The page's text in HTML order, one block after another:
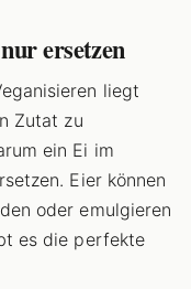
ersetzen
liegt
Zutat zu
ein Ei im
Eier können
oder emulgieren
es die perfekte